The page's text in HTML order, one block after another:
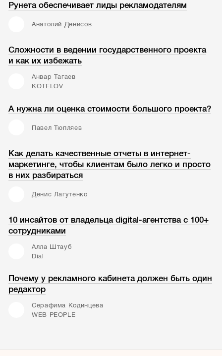
Рунета обеспечивает лиды рекламодателям
Анатолий Денисов
Сложности в ведении государственного проекта
и как их избежать
Анвар Тагаев
KOTELOV
А нужна ли оценка стоимости большого проекта?
Павел Тюпляев
Как делать качественные отчеты в интернет-
маркетинге, чтобы клиентам было легко и просто
в них разбираться
Денис Лагутенко
10 инсайтов от владельца digital-агентства с 100+
сотрудниками
Алла Штауб
Dial
Почему у рекламного кабинета должен быть один
редактор
Серафима Кодинцева
WEB PEOPLE